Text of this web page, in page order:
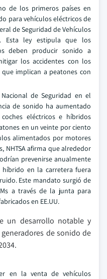
de los primeros países en
para vehículos eléctricos de
de Seguridad de Vehículos
Esta ley estipula que los
deben producir sonido a
los accidentes con los
implican a peatones con
Nacional de Seguridad en el
de sonido ha aumentado
eléctricos e híbridos
en un veinte por ciento
alimentados por motores
NHTSA afirma que alrededor
prevenirse anualmente
híbrido en la carretera fuera
Este mandato surgió de
a través de la junta para
en EE.UU.
un desarrollo notable y
de sonido de
en la venta de vehículos